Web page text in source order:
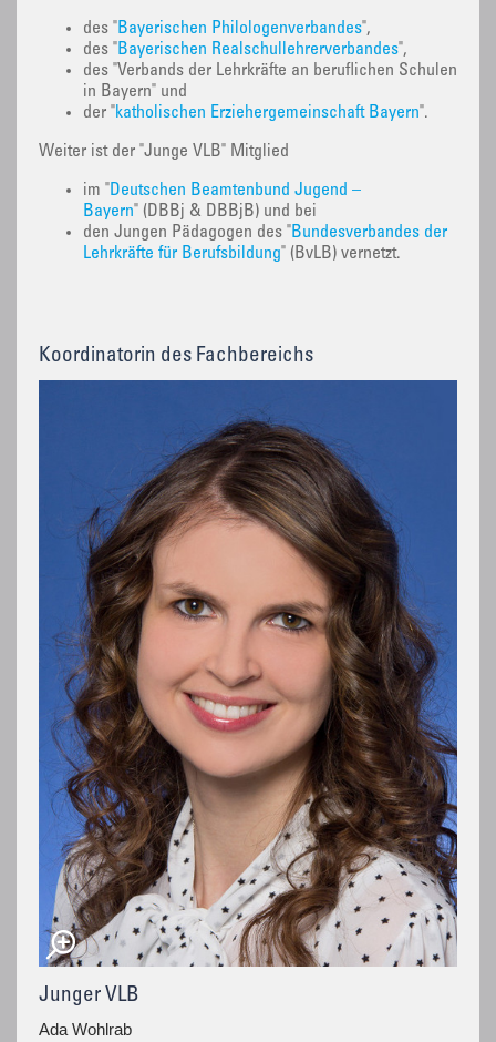
des "Bayerischen Philologenverbandes",
des "Bayerischen Realschullehrerverbandes",
des "Verbands der Lehrkräfte an beruflichen Schulen
in Bayern" und
der "katholischen Erziehergemeinschaft Bayern".
Weiter ist der "Junge VLB" Mitglied
im "Deutschen Beamtenbund Jugend –
Bayern" (DBBj & DBBjB) und bei
den Jungen Pädagogen des "Bundesverbandes der
Lehrkräfte für Berufsbildung" (BvLB) vernetzt.
Koordinatorin des Fachbereichs
Junger VLB
Ada Wohlrab